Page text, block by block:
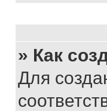
» Как
Для